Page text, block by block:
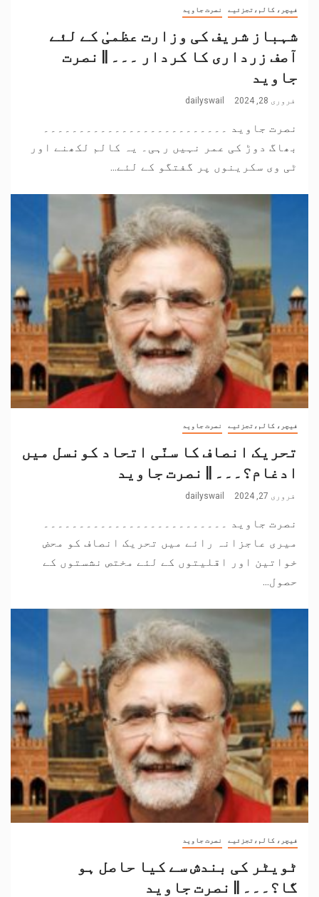
فیچر، کالم،تجزئیے نصرت جاوید
شہباز شریف کی وزارت عظمیٰ کے لئے
آصف زرداری کا کردار ۔۔۔ || نصرت
جاوید
فروری 28, 2024 dailyswail
نصرت جاوید ۔۔۔۔۔۔۔۔۔۔۔۔۔۔۔۔۔۔۔۔۔۔۔۔۔۔
بھاگ دوڑ کی عمر نہیں رہی۔ یہ کالم لکھنے اور
ٹی وی سکرینوں پر گفتگو کے لئے...
فیچر، کالم،تجزئیے نصرت جاوید
تحریک انصاف کا سنّی اتحاد کونسل میں
ادغام؟۔۔۔ || نصرت جاوید
فروری 27, 2024 dailyswail
نصرت جاوید ۔۔۔۔۔۔۔۔۔۔۔۔۔۔۔۔۔۔۔۔۔۔۔۔۔۔
میری عاجزانہ رائے میں تحریک انصاف کو محض
خواتین اور اقلیتوں کے لئے مختص نشستوں کے
حصول...
فیچر، کالم،تجزئیے نصرت جاوید
ٹویٹر کی بندش سے کیا حاصل ہو
گا؟۔۔۔ || نصرت جاوید